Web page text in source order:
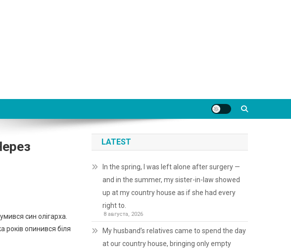
син олігарха.
років опинився біля
LATEST
In the spring, I was left alone after surgery —
and in the summer, my sister-in-law showed
up at my country house as if she had every
right to.
8 августа, 2026
My husband’s relatives came to spend the day
at our country house, bringing only empty